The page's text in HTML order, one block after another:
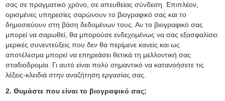
σας σε πραγματικό χρόνο, σε απευθείας σύνδεση. Επιπλέον,
ορισμένες υπηρεσίες σαρώνουν το βιογραφικό σας και το
δημοσιεύουν στη βάση δεδομένων τους. Αν το βιογραφικό σας
μπορεί να σαρωθεί, θα μπορούσε ενδεχομένως να σας εξασφαλίσει
μερικές συνεντεύξεις που δεν θα περίμενε κανείς και ως
αποτέλεσμα μπορεί να επηρεάσει θετικά τη μελλοντική σας
σταδιοδρομία. Γι αυτό είναι πολύ σημαντικό να κατανοήσετε τις
λέξεις-κλειδιά στην αναζήτηση εργασίας σας.
2. Θυμάστε που είναι το βιογραφικό σας;